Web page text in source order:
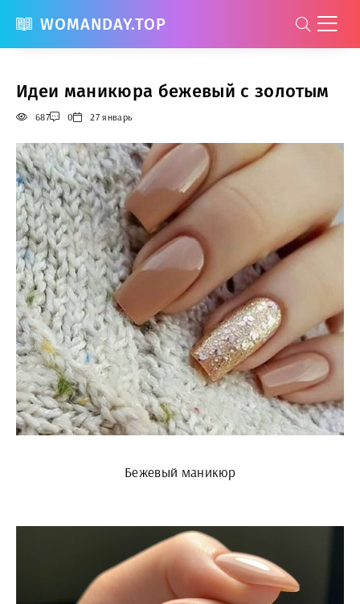
WOMANDAY.TOP
Идеи маникюра бежевый с золотым
687 0 27 январь
Бежевый маникюр